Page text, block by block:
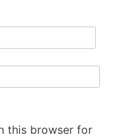
this browser for